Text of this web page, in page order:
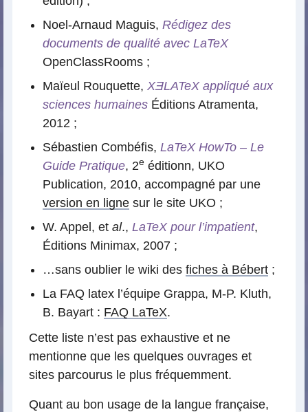
Noel-Arnaud Maguis, Rédigez des
documents de qualité avec LaTeX
OpenClassRooms ;
Maïeul Rouquette, XƎLATeX appliqué aux
sciences humaines Éditions Atramenta,
2012 ;
Sébastien Combéfis, LaTeX HowTo – Le
Guide Pratique, 2e éditionn, UKO
Publication, 2010, accompagné par une
version en ligne sur le site UKO ;
W. Appel, et al., LaTeX pour l’impatient,
Éditions Minimax, 2007 ;
…sans oublier le wiki des fiches à Bébert ;
La FAQ latex l’équipe Grappa, M-P. Kluth,
B. Bayart : FAQ LaTeX.
Cette liste n’est pas exhaustive et ne
mentionne que les quelques ouvrages et
sites parcourus le plus fréquemment.
Quant au bon usage de la langue française,